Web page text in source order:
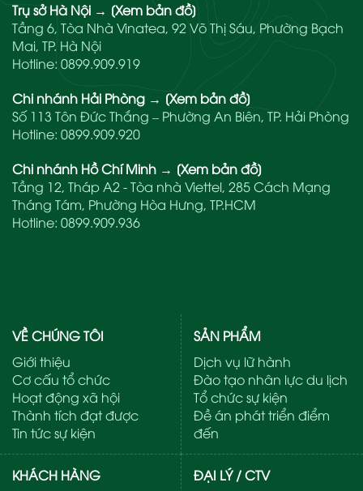
Trụ sở Hà Nội → [Xem bản đồ]
Tầng 6, Tòa Nhà Vinatea, 92 Võ Thị Sáu, Phường Bạch
Mai, TP. Hà Nội
Hotline: 0899.909.919
Chi nhánh Hải Phòng → [Xem bản đồ]
Số 113 Tôn Đức Thắng – Phường An Biên, TP. Hải Phòng
Hotline: 0899.909.920
Chi nhánh Hồ Chí Minh → [Xem bản đồ]
Tầng 12, Tháp A2 - Tòa nhà Viettel, 285 Cách Mạng
Tháng Tám, Phường Hòa Hưng, TP.HCM
Hotline: 0899.909.936
VỀ CHÚNG TÔI
Giới thiệu
Cơ cấu tổ chức
Hoạt động xã hội
Thành tích đạt được
Tin tức sự kiện
SẢN PHẨM
Dịch vụ lữ hành
Đào tạo nhân lực du lịch
Tổ chức sự kiện
Đề án phát triển điểm
đến
KHÁCH HÀNG ĐẠI LÝ / CTV